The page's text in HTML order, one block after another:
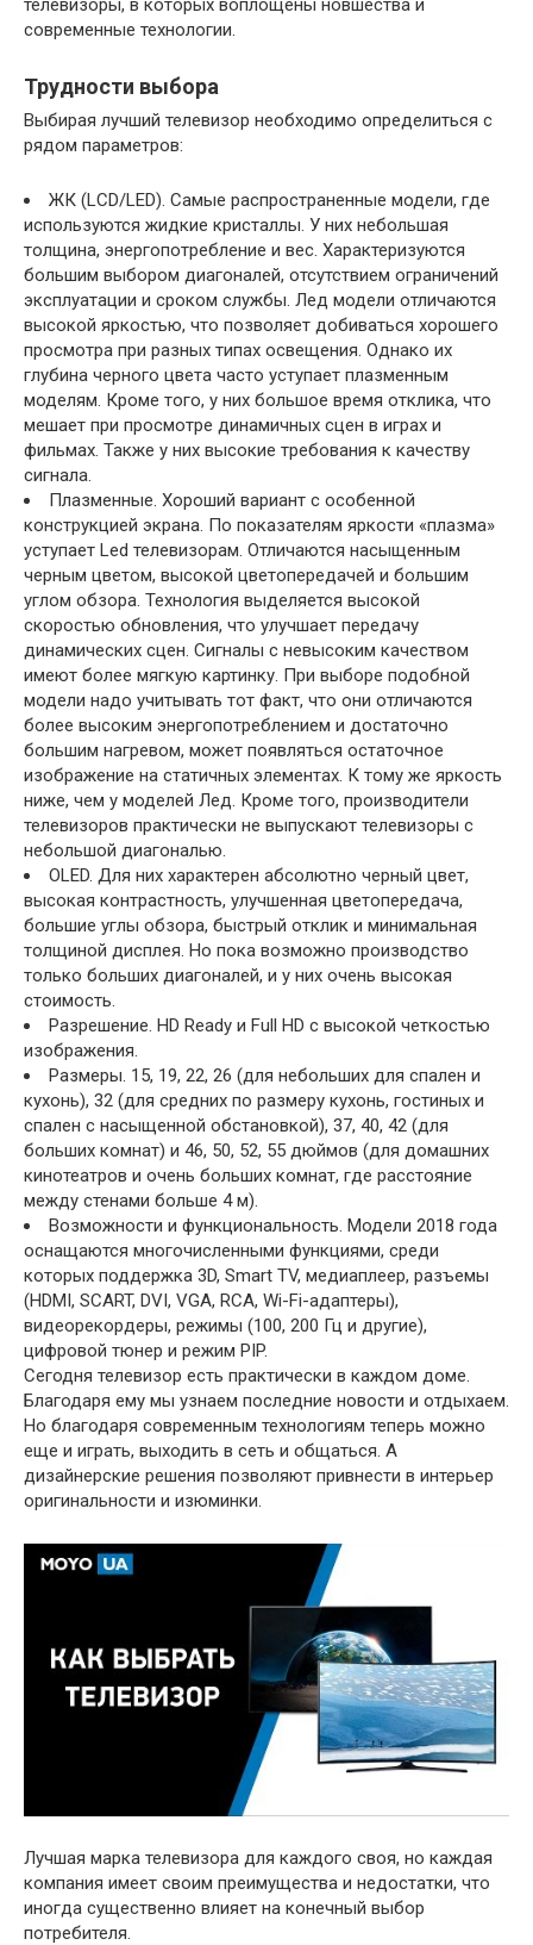
современные технологии.
Трудности выбора
Выбирая лучший телевизор необходимо определиться с
рядом параметров:
ЖК (LCD/LED). Самые распространенные модели, где
используются жидкие кристаллы. У них небольшая
толщина, энергопотребление и вес. Характеризуются
большим выбором диагоналей, отсутствием ограничений
эксплуатации и сроком службы. Лед модели отличаются
высокой яркостью, что позволяет добиваться хорошего
просмотра при разных типах освещения. Однако их
глубина черного цвета часто уступает плазменным
моделям. Кроме того, у них большое время отклика, что
мешает при просмотре динамичных сцен в играх и
фильмах. Также у них высокие требования к качеству
сигнала.
Плазменные. Хороший вариант с особенной
конструкцией экрана. По показателям яркости «плазма»
уступает Led телевизорам. Отличаются насыщенным
черным цветом, высокой цветопередачей и большим
углом обзора. Технология выделяется высокой
скоростью обновления, что улучшает передачу
динамических сцен. Сигналы с невысоким качеством
имеют более мягкую картинку. При выборе подобной
модели надо учитывать тот факт, что они отличаются
более высоким энергопотреблением и достаточно
большим нагревом, может появляться остаточное
изображение на статичных элементах. К тому же яркость
ниже, чем у моделей Лед. Кроме того, производители
телевизоров практически не выпускают телевизоры с
небольшой диагональю.
OLED. Для них характерен абсолютно черный цвет,
высокая контрастность, улучшенная цветопередача,
большие углы обзора, быстрый отклик и минимальная
толщиной дисплея. Но пока возможно производство
только больших диагоналей, и у них очень высокая
стоимость.
Разрешение. HD Ready и Full HD с высокой четкостью
изображения.
Размеры. 15, 19, 22, 26 (для небольших для спален и
кухонь), 32 (для средних по размеру кухонь, гостиных и
спален с насыщенной обстановкой), 37, 40, 42 (для
больших комнат) и 46, 50, 52, 55 дюймов (для домашних
кинотеатров и очень больших комнат, где расстояние
между стенами больше 4 м).
Возможности и функциональность. Модели 2018 года
оснащаются многочисленными функциями, среди
которых поддержка 3D, Smart TV, медиаплеер, разъемы
(HDMI, SCART, DVI, VGA, RCA, Wi-Fi-адаптеры),
видеорекордеры, режимы (100, 200 Гц и другие),
цифровой тюнер и режим PIP.
Сегодня телевизор есть практически в каждом доме.
Благодаря ему мы узнаем последние новости и отдыхаем.
Но благодаря современным технологиям теперь можно
еще и играть, выходить в сеть и общаться. А
дизайнерские решения позволяют привнести в интерьер
оригинальности и изюминки.
Лучшая марка телевизора для каждого своя, но каждая
компания имеет своим преимущества и недостатки, что
иногда существенно влияет на конечный выбор
потребителя.